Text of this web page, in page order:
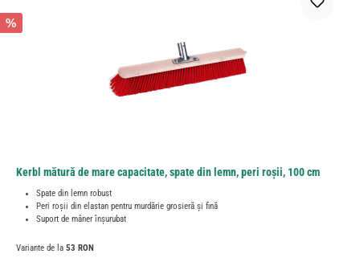
%
Kerbl mătură de mare capacitate, spate din lemn, peri roșii, 100 cm
Spate din lemn robust
Peri roșii din elastan pentru murdărie grosieră și fină
Suport de mâner înșurubat
Variante de la 53 RON